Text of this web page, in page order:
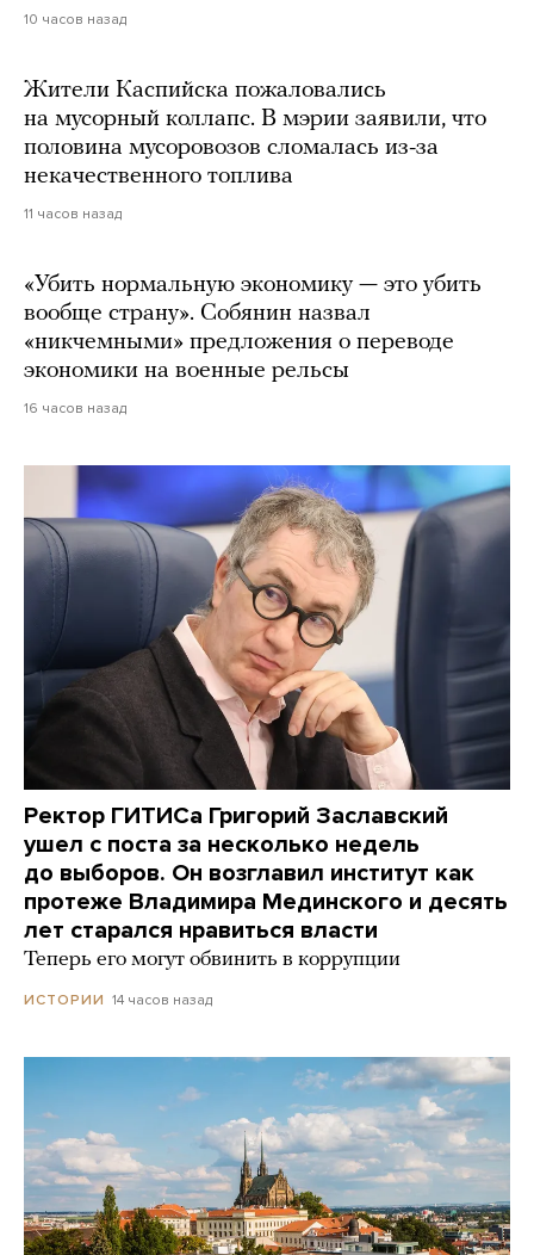
10 часов назад
Жители Каспийска пожаловались
на мусорный коллапс. В мэрии заявили, что
половина мусоровозов сломалась из-за
некачественного топлива
11 часов назад
«Убить нормальную экономику — это убить
вообще страну». Собянин назвал
«никчемными» предложения о переводе
экономики на военные рельсы
16 часов назад
Ректор ГИТИСа Григорий Заславский
ушел с поста за несколько недель
до выборов. Он возглавил институт как
протеже Владимира Мединского и десять
лет старался нравиться власти
Теперь его могут обвинить в коррупции
ИСТОРИИ 14 часов назад